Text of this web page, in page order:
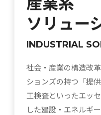
ソリュー
INDUSTRIAL
社会・産業の構造改
ションズの持つ「提
工検査といったエッ
した建設・エネルギ